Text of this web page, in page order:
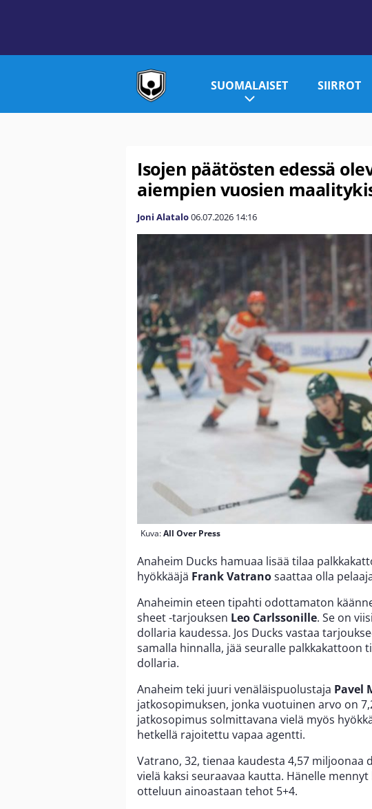
SUOMALAISET SIIRROT
Isojen päätösten edessä
aiempien vuosien
Joni Alatalo06.07.2026 14:16
Kuva:All Over Press
Anaheim Ducks hamuaa lisää tilaa
hyökkääjä Frank Vatranosaattaa olla
Anaheimin eteen tipahti odottamaton
sheet -tarjouksen Leo Carlssonille. Se on
dollaria kaudessa. Jos Ducks vastaa
samalla hinnalla, jää seuralle palkkakattoon
dollaria.
Anaheim teki juuri venäläispuolustaja Pavel
jatkosopimuksen, jonka vuotuinen arvo on
jatkosopimus solmittavana vielä myös
hetkellä rajoitettu vapaa agentti.
Vatrano, 32, tienaa kaudesta 4,57 miljoonaa
vielä kaksi seuraavaa kautta. Hänelle
otteluun ainoastaan tehot 5+4.